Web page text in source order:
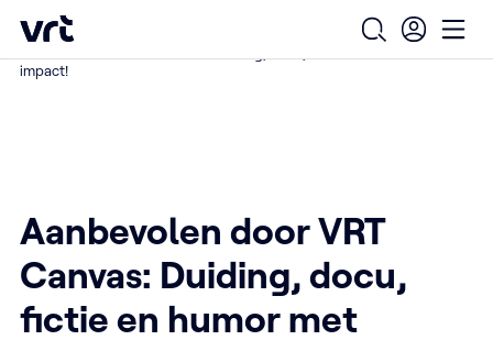
Ga naar de hoofdinhoud
VRT (home)
Open
Home /
impact!
Aanbevolen door VRT
Canvas: Duiding, docu,
fictie en humor met